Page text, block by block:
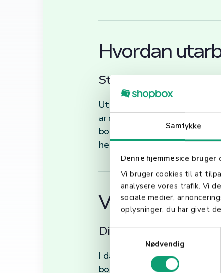
Samtykke
Denne hjemmeside bruger
Vi bruger cookies til at
analysere vores trafik. Vi
sociale medier,
oplysninger, du har givet
S
m
Nødvendig
Hvordan
Steg for steg
Utarbeidelsen av en
arrangementet og forstå
bordene på en måte som
hensyn til nødutganger,
Verktøy for å
Digital løsninger
I dag finnes det en rekke
bordplan. Disse